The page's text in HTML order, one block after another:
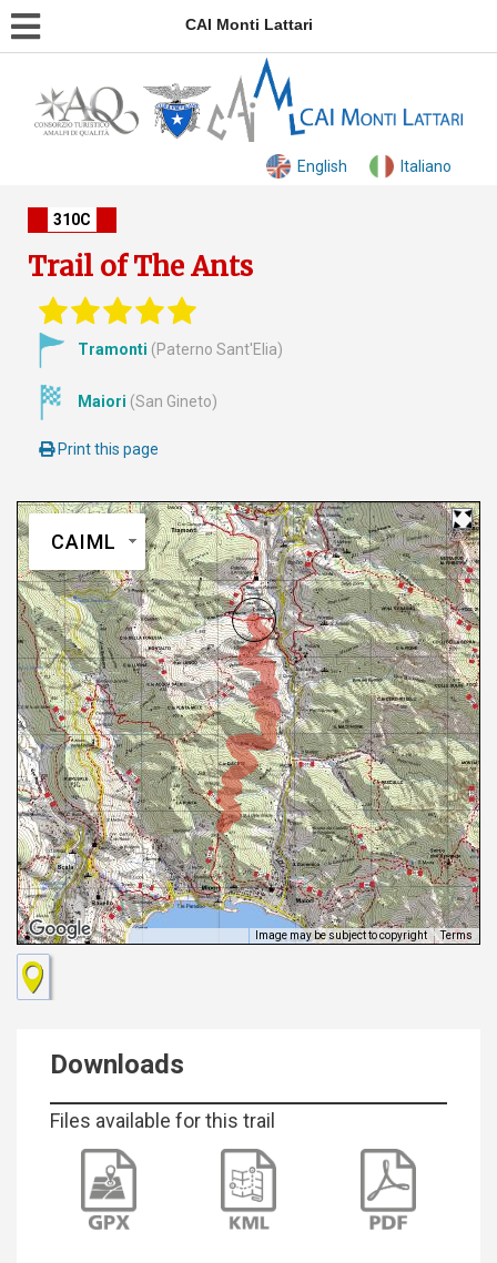
CAI Monti Lattari
English Italiano
310C
Trail of The Ants
Tramonti (Paterno Sant'Elia)
Maiori (San Gineto)
Print this page
CAIML
Image may be subject to copyright Terms
Downloads
Files available for this trail